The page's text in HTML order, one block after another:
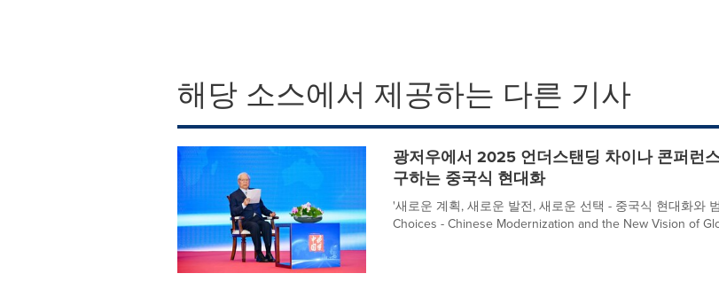
해당 소스에서 제공하는 다른 기사
광저우에서 2025 언더스탠딩 차이나 콘퍼런
구하는 중국식 현대화
'새로운 계획, 새로운 발전, 새로운 선택 - 중국식 현대화와
Choices - Chinese Modernization and the New Vision of